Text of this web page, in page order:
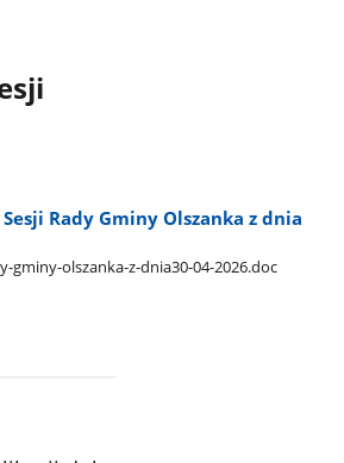
Sesji Rady Gminy Olszanka z dnia
gminy-olszanka-z-dnia30-04-2026.doc